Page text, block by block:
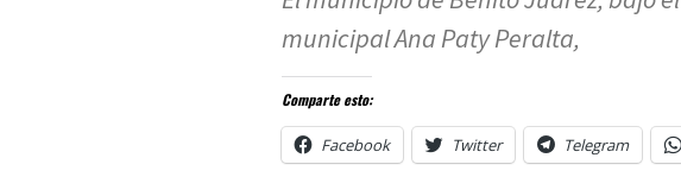
municipal Ana Paty Peralta,
Comparte esto:
Facebook Twitter Telegram